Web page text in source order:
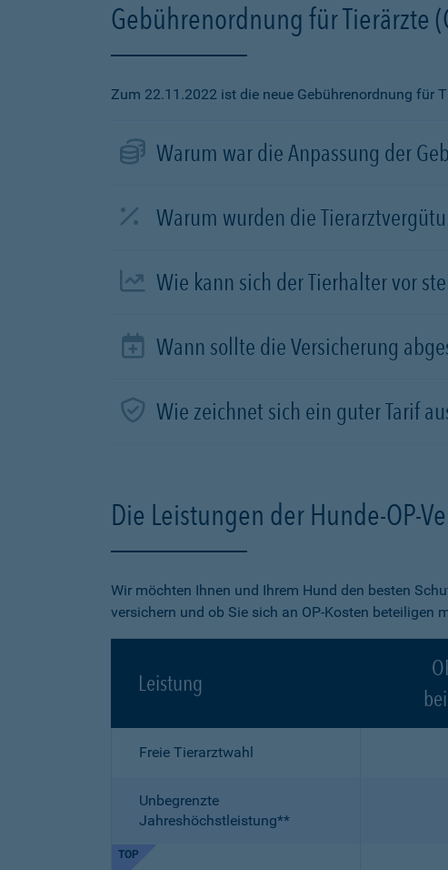
Gebührenordnung für Tierärzte
Zum 22.11.2022 ist die neue Gebührenordnung für
Warum war die Anpassung der
Warum wurden die
Wie kann sich der Tierhalter vor
Wann sollte die Versicherung
Wie zeichnet sich ein guter Tarif
Die Leistungen der Hunde-OP-
Wir möchten Ihnen und Ihrem Hund den besten
versichern und ob Sie sich an OP-Kosten beteiligen
Leistung
Freie Tierarztwahl
Unbegrenzte
Jahreshöchstleistung**
TOP